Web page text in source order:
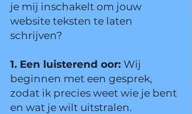
je mij inschakelt om jouw
website teksten te laten
schrijven?
1. Een luisterend oor: Wij
beginnen met een gesprek,
zodat ik precies weet wie je bent
en wat je wilt uitstralen.